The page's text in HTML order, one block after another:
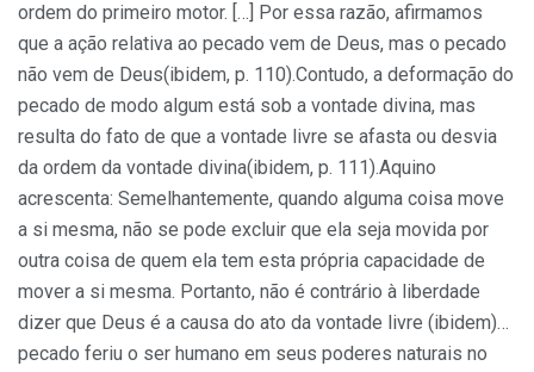
ordem do primeiro motor. […] Por essa razão, afirmamos
que a ação relativa ao pecado vem de Deus, mas o pecado
não vem de Deus(ibidem, p. 110).Contudo, a deformação do
pecado de modo algum está sob a vontade divina, mas
resulta do fato de que a vontade livre se afasta ou desvia
da ordem da vontade divina(ibidem, p. 111).Aquino
acrescenta: Semelhantemente, quando alguma coisa move
a si mesma, não se pode excluir que ela seja movida por
outra coisa de quem ela tem esta própria capacidade de
mover a si mesma. Portanto, não é contrário à liberdade
dizer que Deus é a causa do ato da vontade livre (ibidem)…
pecado feriu o ser humano em seus poderes naturais no